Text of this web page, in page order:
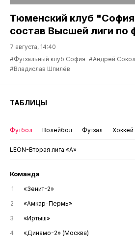
Тюменский клуб
состав Высшей лиги по
7 августа, 14:40
#Футзальный клуб София #Андрей
#Владислав Шпилёв
ТАБЛИЦЫ
Футбол Волейбол Футзал Хоккей
LEON-Вторая лига «А»
Команда
1 «Зенит-2»
2
«Амкар-Пермь»
3
«Иртыш»
4
«Динамо-2» (Москва)